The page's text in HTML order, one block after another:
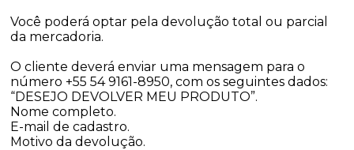
Você poderá optar pela devolução total ou parcial
da mercadoria.
O cliente deverá enviar uma mensagem para o
número +55 54 9161-8950, com os seguintes dados:
“DESEJO DEVOLVER MEU PRODUTO”.
Nome completo.
E-mail de cadastro.
Motivo da devolução.